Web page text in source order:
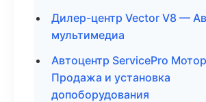
Дилер-центр Vector V8 —
мультимедиа
Автоцентр ServicePro
Продажа и установка
допоборудования